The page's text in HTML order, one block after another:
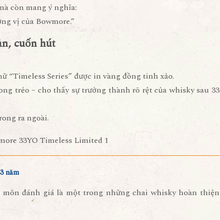
còn mang ý nghĩa:
vị của Bowmore.”
cuốn hút
Series” được in vàng đồng tinh xảo.
trẻo – cho thấy sự trưởng thành rõ rệt của whisky sau 33
ra ngoài.
năm
môn đánh giá là một trong những chai whisky hoàn thiện